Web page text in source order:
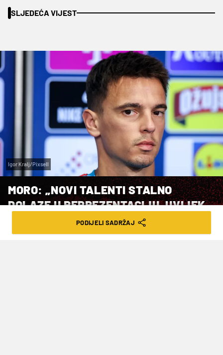
SLJEDEĆA VIJEST
Igor Kralj/Pixsell
MORO: „NOVI TALENTI STALNO
DOLAZE U REPREZENTACIJU, UVIJEK
SE PITAM ODAKLE“
PODIJELI SADRŽAJ